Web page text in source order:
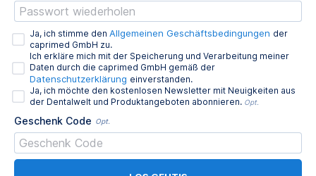
Ja, ich stimme den Allgemeinen Geschäftsbedingungen der
caprimed GmbH zu.
Ich erkläre mich mit der Speicherung und Verarbeitung meiner
Daten durch die caprimed GmbH gemäß der
Datenschutzerklärung einverstanden.
Ja, ich möchte den kostenlosen Newsletter mit Neuigkeiten aus
der Dentalwelt und Produktangeboten abonnieren. Opt.
Geschenk Code Opt.